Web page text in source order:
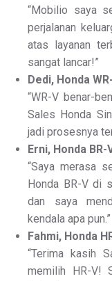
“Mobilio saya
perjalanan
atas layanan
sangat lancar!”
Dedi, Honda
“WR-V benar-
Sales Honda
jadi prosesnya
Erni, Honda BR-
“Saya merasa
Honda BR-V di
dan saya
kendala apa pun.”
Fahmi, Honda
“Terima kasih
memilih HR-V!